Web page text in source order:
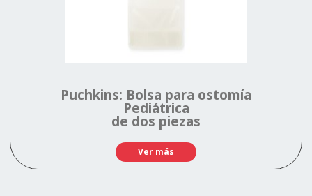
Puchkins: Bolsa para ostomía
Pediátrica
de dos piezas
Ver más